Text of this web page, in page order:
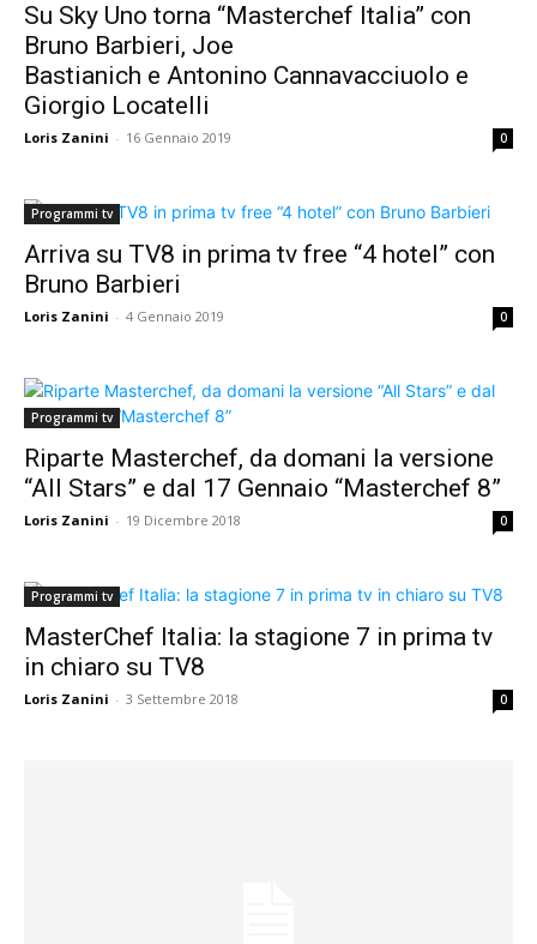
Su Sky Uno torna “Masterchef Italia” con
Bruno Barbieri, Joe
Bastianich e Antonino Cannavacciuolo e
Giorgio Locatelli
Loris Zanini - 16 Gennaio 2019 0
Programmi tv
Arriva su TV8 in prima tv free “4 hotel” con
Bruno Barbieri
Loris Zanini - 4 Gennaio 2019 0
Programmi tv
Riparte Masterchef, da domani la versione
“All Stars” e dal 17 Gennaio “Masterchef 8”
Loris Zanini - 19 Dicembre 2018 0
Programmi tv
MasterChef Italia: la stagione 7 in prima tv
in chiaro su TV8
Loris Zanini - 3 Settembre 2018 0